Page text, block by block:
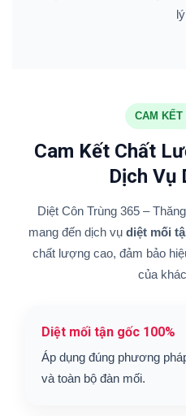
CAM KẾT
Cam Kết Chất
Dịch Vụ
Diệt Côn Trùng 365 –
mang đến dịch vụ diệt mối
chất lượng cao, đảm bảo
của
Diệt mối tận gốc 100%
Áp dụng đúng phương
và toàn bộ đàn mối.